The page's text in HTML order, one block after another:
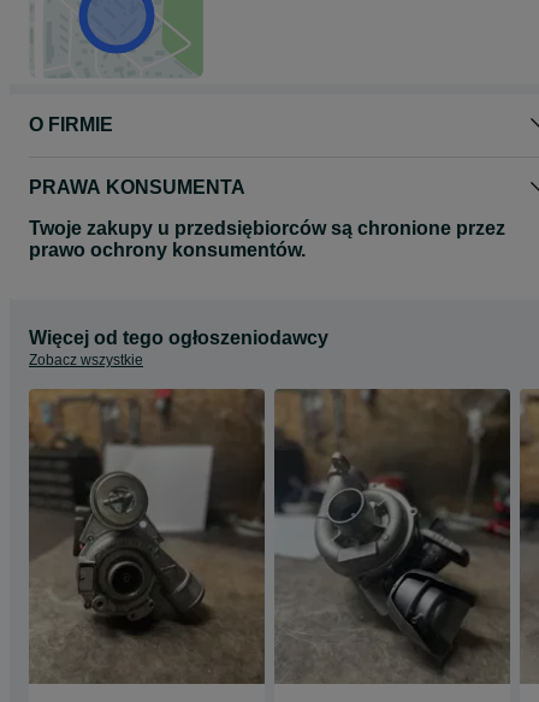
058145703EX
058145703H
058145703HV
058145703HX
058145703JV
058145703JX
058145703LX
058145703NV
058145703NX
06A145703C
06A145703CV
06A145703CX
06A145703H
06A145703HV
06A145703HX
06A145703L
06A145703LV
06A145703LX
06A145704K
06A145704KV
06A145704KX
AEB
APU
O FIRMIE
PRAWA KONSUMENTA
Twoje zakupy u przedsiębiorców są chronione przez
prawo ochrony konsumentów.
Więcej od tego ogłoszeniodawcy
Zobacz wszystkie